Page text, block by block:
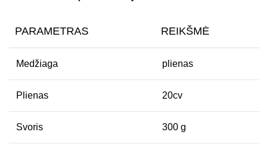
PARAMETRAS REIKŠMĖ
Medžiaga plienas
Plienas 20cv
Svoris 300 g